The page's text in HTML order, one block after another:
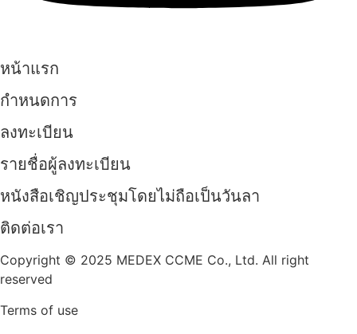
หน้าแรก
กำหนดการ
ลงทะเบียน
รายชื่อผู้ลงทะเบียน
หนังสือเชิญประชุมโดยไม่ถือเป็นวันลา
ติดต่อเรา
Copyright © 2025 MEDEX CCME Co., Ltd. All right
reserved
Terms of use